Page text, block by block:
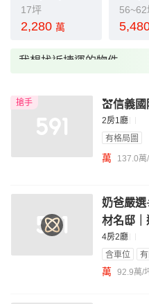
17坪
2,280 萬
56~62
我想找近捷運的物件
我想找配備瓦斯爐的物件
我想找廁所開窗的物件
我想找具垃圾處理的物件
搶手 💒信義
2房1廳
有格局圖
萬 137.0萬
奶爸嚴
材名邸
4房2廳
含車位
萬 92.9萬/